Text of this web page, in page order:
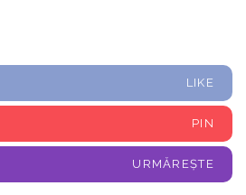
LIKE
PIN
URMĂREȘTE